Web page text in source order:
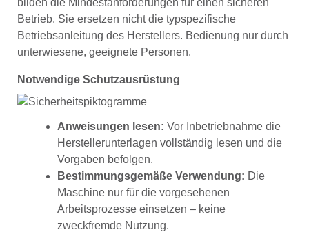
Betrieb. Sie ersetzen nicht die typspezifische
Betriebsanleitung des Herstellers. Bedienung nur durch
unterwiesene, geeignete Personen.
Notwendige Schutzausrüstung
Anweisungen lesen: Vor Inbetriebnahme die
Herstellerunterlagen vollständig lesen und die
Vorgaben befolgen.
Bestimmungsgemäße Verwendung: Die
Maschine nur für die vorgesehenen
Arbeitsprozesse einsetzen – keine
zweckfremde Nutzung.